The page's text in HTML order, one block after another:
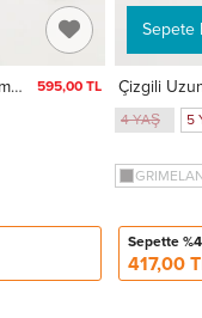
Kids Zone Baskılı Erkek Bebek Pijama Takımı 74170
595,00 TL
Sepete
Çizgili
4 YAŞ
5
Sepette
417,00